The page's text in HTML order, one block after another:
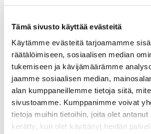
Tämä sivusto käyttää evästeitä
Käytämme evästeitä tarjoamamme
räätälöimiseen, sosiaalisen median
tukemiseen ja kävijämäärämme
jaamme sosiaalisen median,
alan kumppaneillemme tietoja siitä,
sivustoamme. Kumppanimme voivat
tietoja muihin tietoihin, joita olet antanut
kerätty, kun olet käyttänyt heidän
Agritek Oy:n toimitusjohtaja
mennessä Toni Lumikko tammi 28,
Agritek Oy käynnistää vuoden 2026
kokonaisvaltaisen muutosmatkan,
on vahvistaa yhtiön taloudellista
parantaa kykyä vastata muuttuneisiin
sekä vahvistaa koko arvoketjun –